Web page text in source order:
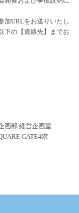
加URLをお送りいたし
下の【連絡先】までお
画部 経営企画室
GATE4階